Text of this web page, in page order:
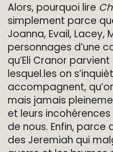
Alors, pourquoi lire
simplement parce
Joanna, Evail, Lacey,
personnages d’une
qu’Eli Cranor
lesquel.les on
accompagnent,
mais jamais
et leurs
de nous. Enfin, parce
des Jeremiah qui